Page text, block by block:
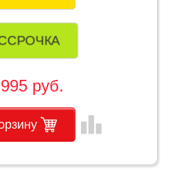
руб.
leaderboard